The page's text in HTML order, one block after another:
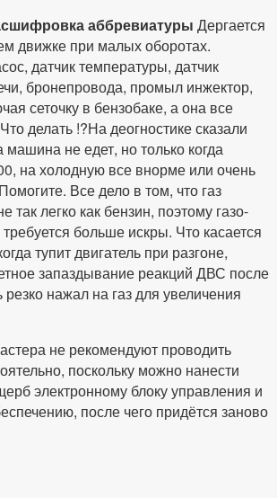
аббревиатуры Дергается
движке при малых оборотах.
датчик температуры, датчик
бронепровода, промыл инжектор,
сеточку в бензобаке, а она все
делать !?На деогностике сказали
машина не едет, но только когда
на холодную все внорме или очень
Все дело в том, что газ
так легко как бензин, поэтому газо-
больше искры. Что касается
тупит двигатель при разгоне,
запаздывание реакций ДВС после
резко нажал на газ для увеличения
не рекомендуют проводить
поскольку можно нанести
электронному блоку управления и
после чего придётся заново